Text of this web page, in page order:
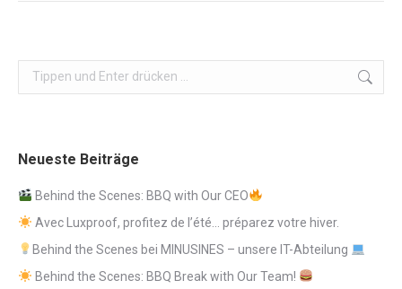
Search:
Neueste Beiträge
Behind the Scenes: BBQ with Our CEO
Avec Luxproof, profitez de l’été… préparez votre hiver.
Behind the Scenes bei MINUSINES – unsere IT-Abteilung
Behind the Scenes: BBQ Break with Our Team!